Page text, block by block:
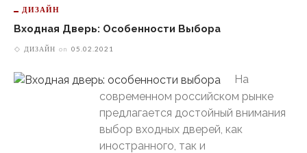
ДИЗАЙН
Входная Дверь: Особенности Выбора
ДИЗАЙН on 05.02.2021
На
современном российском рынке
предлагается достойный внимания
выбор входных дверей, как
иностранного, так и